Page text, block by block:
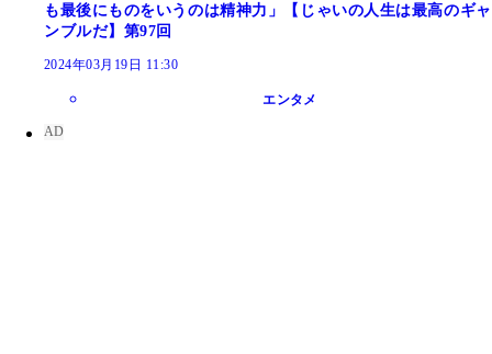
も最後にものをいうのは精神力」【じゃいの人生は最高のギャ
ンブルだ】第97回
2024年03月19日 11:30
エンタメ